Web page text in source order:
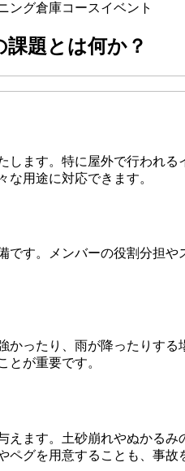
ング倉庫コースイベント
題とは何か？
します。特に屋外で行われ
用途に対応できます。
す。メンバーの役割分担
かったり、雨が降ったりす
とが重要です。
ます。土砂崩れやぬかる
グを用意することも、事故